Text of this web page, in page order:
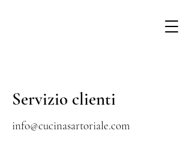
Servizio clienti
info@cucinasartoriale.com